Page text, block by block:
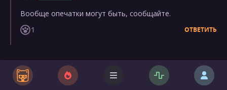
Вообще опечатки могут быть, сообщайте.
1
ОТВЕТИТЬ